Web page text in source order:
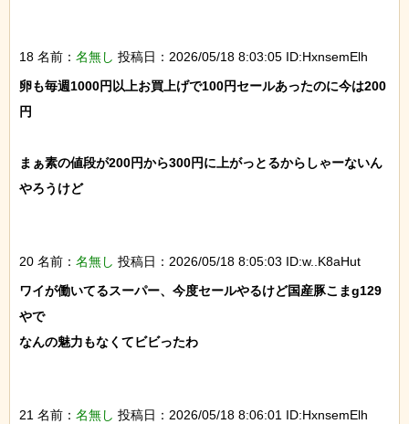
18 名前： 名無し 投稿日：2026/05/18 8:03:05 ID:HxnsemElh
卵も毎週1000円以上お買上げで100円セールあったのに今は200
円
まぁ素の値段が200円から300円に上がっとるからしゃーないん
やろうけど
20 名前： 名無し 投稿日：2026/05/18 8:05:03 ID:w..K8aHut
ワイが働いてるスーパー、今度セールやるけど国産豚こまg129
やで
なんの魅力もなくてビビったわ
21 名前： 名無し 投稿日：2026/05/18 8:06:01 ID:HxnsemElh